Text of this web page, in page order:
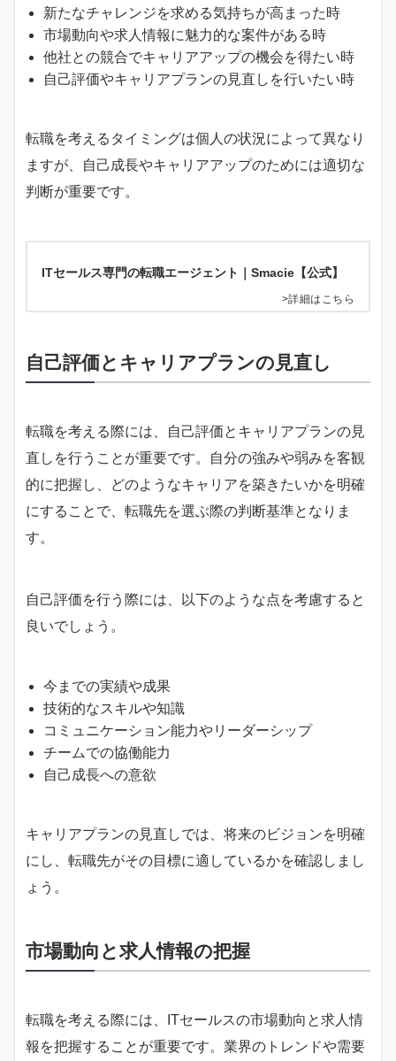
新たなチャレンジを求める気持ちが高まった時
市場動向や求人情報に魅力的な案件がある時
他社との競合でキャリアアップの機会を得たい時
自己評価やキャリアプランの見直しを行いたい時
転職を考えるタイミングは個人の状況によって異なり
ますが、自己成長やキャリアアップのためには適切な
判断が重要です。
ITセールス専門の転職エージェント｜Smacie【公式】
>詳細はこちら
自己評価とキャリアプランの見直し
転職を考える際には、自己評価とキャリアプランの見
直しを行うことが重要です。自分の強みや弱みを客観
的に把握し、どのようなキャリアを築きたいかを明確
にすることで、転職先を選ぶ際の判断基準となりま
す。
自己評価を行う際には、以下のような点を考慮すると
良いでしょう。
今までの実績や成果
技術的なスキルや知識
コミュニケーション能力やリーダーシップ
チームでの協働能力
自己成長への意欲
キャリアプランの見直しでは、将来のビジョンを明確
にし、転職先がその目標に適しているかを確認しまし
ょう。
市場動向と求人情報の把握
転職を考える際には、ITセールスの市場動向と求人情
報を把握することが重要です。業界のトレンドや需要